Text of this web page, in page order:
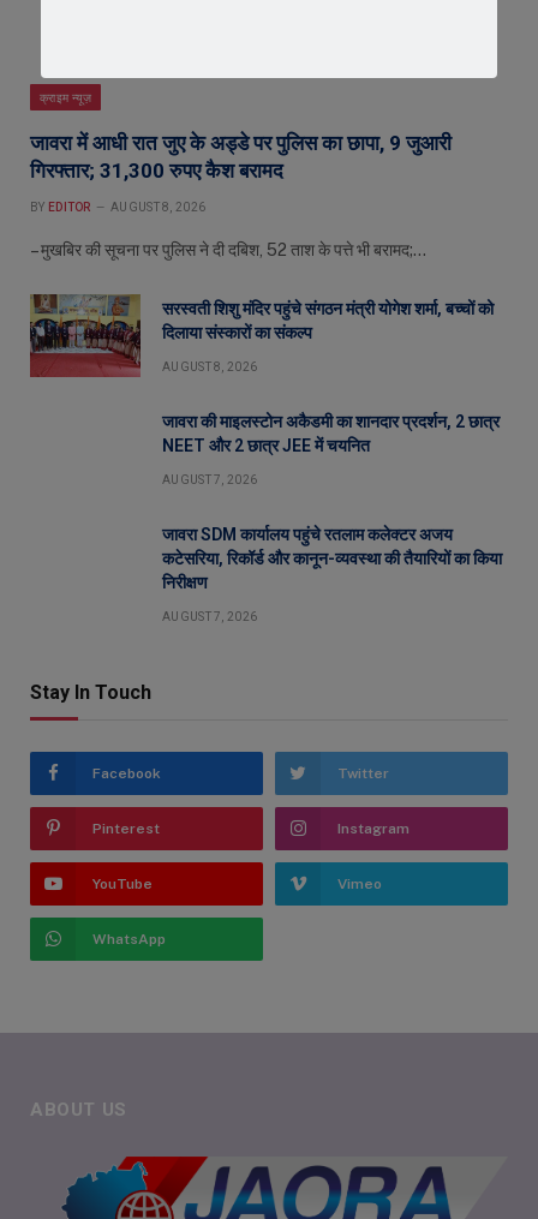
क्राइम न्यूज़
जावरा में आधी रात जुए के अड्डे पर पुलिस का छापा, 9 जुआरी
गिरफ्तार; 31,300 रुपए कैश बरामद
BY EDITOR AUGUST 8, 2026
– मुखबिर की सूचना पर पुलिस ने दी दबिश, 52 ताश के पत्ते भी बरामद;…
सरस्वती शिशु मंदिर पहुंचे संगठन मंत्री योगेश शर्मा, बच्चों को
दिलाया संस्कारों का संकल्प
AUGUST 8, 2026
जावरा की माइलस्टोन अकैडमी का शानदार प्रदर्शन, 2 छात्र
NEET और 2 छात्र JEE में चयनित
AUGUST 7, 2026
जावरा SDM कार्यालय पहुंचे रतलाम कलेक्टर अजय
कटेसरिया, रिकॉर्ड और कानून-व्यवस्था की तैयारियों का किया
निरीक्षण
AUGUST 7, 2026
Stay In Touch
Facebook Twitter
Pinterest Instagram
YouTube Vimeo
WhatsApp
ABOUT US